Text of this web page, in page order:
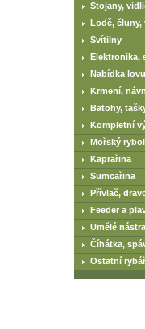
Stojany,
Lodě, čluny,
Svítilny
Elektronika,
Nabídka lovu
Krmení,
Batohy,
Kompletní
Mořský
Kaprařina
Sumcařina
Přívlač,
Feeder a
Umělé
Číhátka,
Ostatní